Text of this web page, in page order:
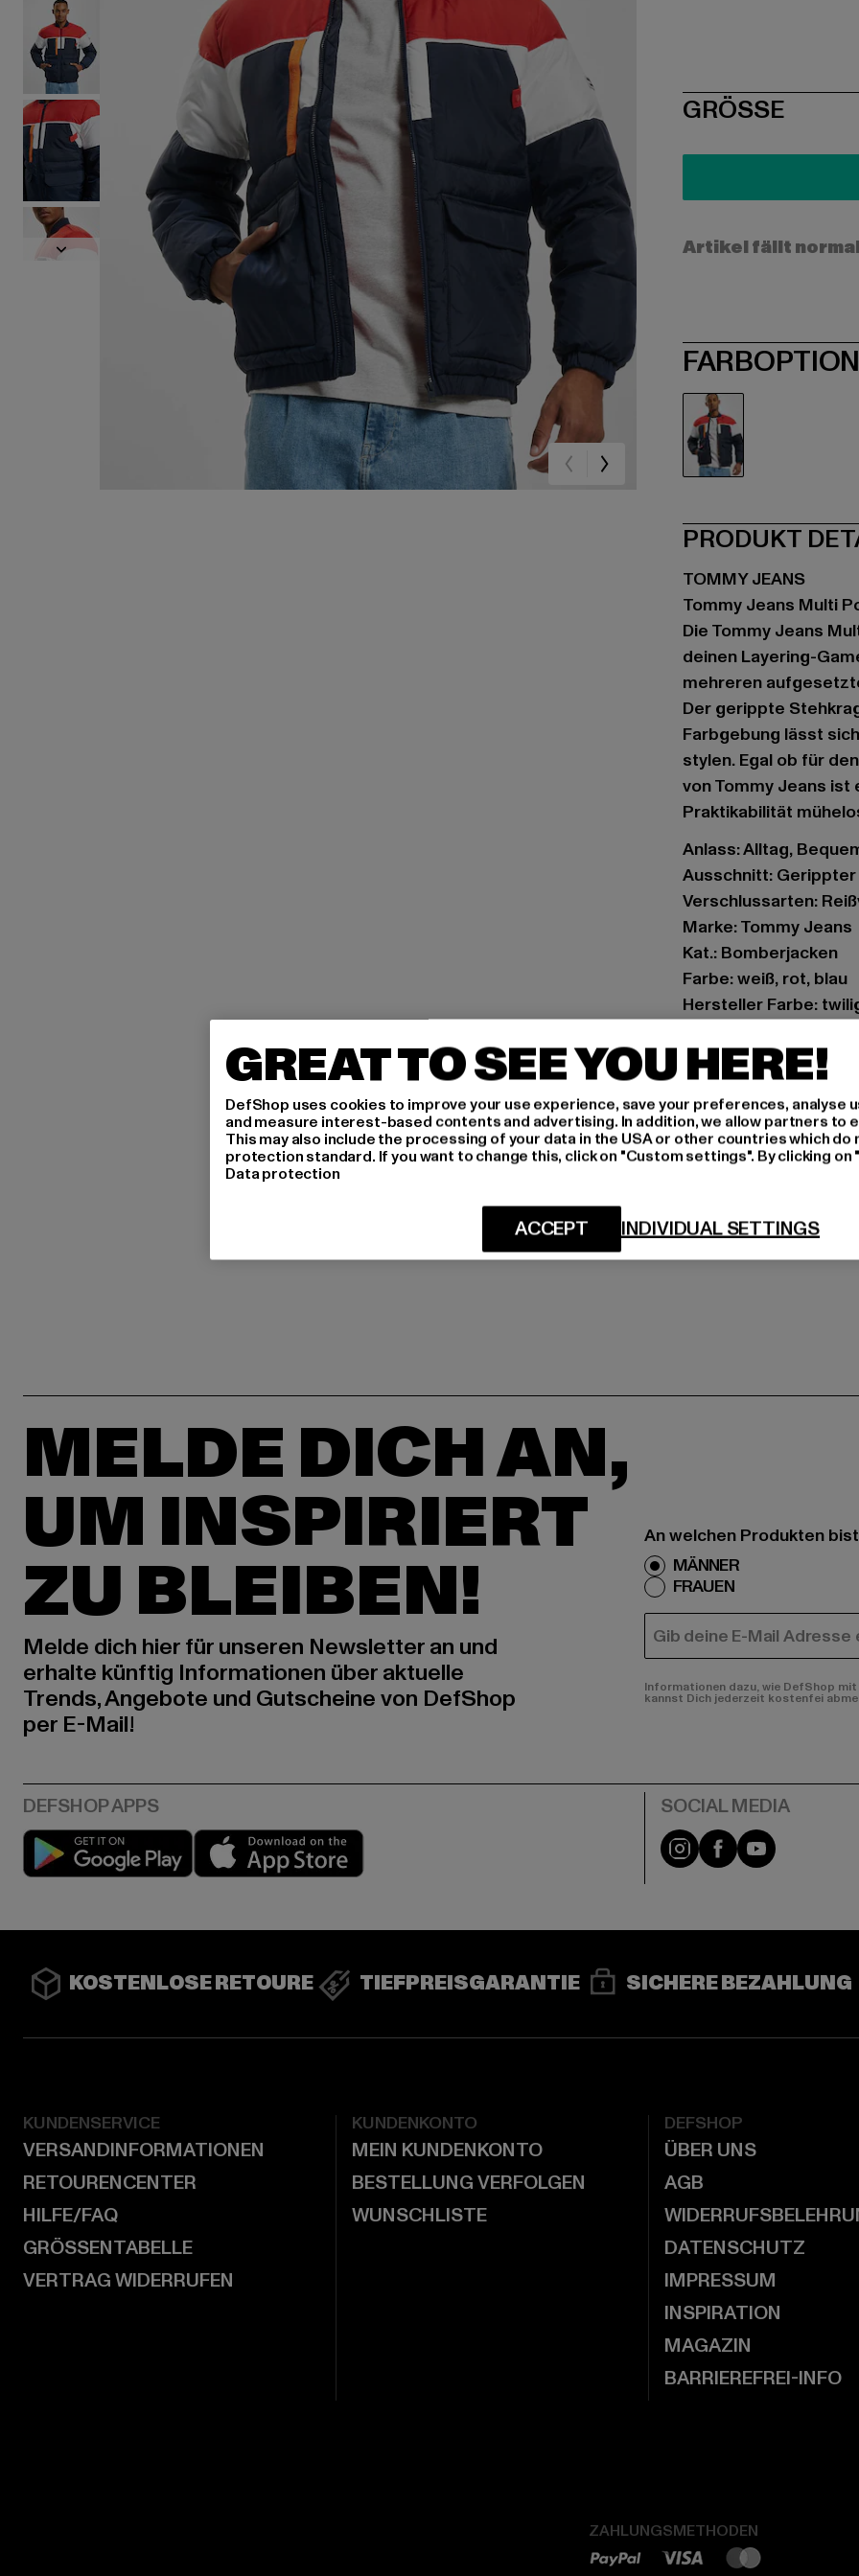
SIZE
GRÖSSE
Artikel fällt
PRODUKT
TOMMY JEANS
Tommy Jeans Multi
Die Tommy Jeans
deinen Layering-
mehreren
Der gerippte
Farbgebung lässt
stylen. Egal ob für
von Tommy Jeans
Praktikabilität
Anlass: Alltag,
Ausschnitt:
Verschlussarten:
Marke: Tommy Jeans
Kat.: Bomberjacken
Farbe: weiß, rot, blau
Hersteller Farbe:
Art.Nr:
Hersteller: PVH
Speditionstraße 7 |
LIEFERUNG &
MELDE DICH AN,
UM INSPIRIERT
ZU BLEIBEN!
Melde dich hier für unseren Newsletter an und
erhalte künftig Informationen über aktuelle
Trends, Angebote und Gutscheine von DefShop
per E-Mail!
An welchen Produkten
MÄNNER
FRAUEN
E-MAIL
Informationen dazu, wie DefShop
kannst Dich jederzeit kostenfei
Play market Instagram
FacebookYouTube
KOSTENLOSE RETOURE TIEFPREISGARANTIE SICHERE BEZAHLUNG
KUNDENSERVICE
VERSANDINFORMATIONEN
RETOURENCENTER
HILFE/FAQ
GRÖSSENTABELLE
VERTRAG WIDERRUFEN
KUNDENKONTO
MEIN KUNDENKONTO
BESTELLUNG VERFOLGEN
WUNSCHLISTE
DEFSHOP
ÜBER UNS
AGB
DATENSCHUTZ
IMPRESSUM
INSPIRATION
MAGAZIN
BARRIEREFREI-INFO
ZAHLUNGSMETHODEN
GREAT TO SEE YOU HERE!
DefShop uses cookies to improve your use experience, save your preferences, analyse
and measure interest-based contents and advertising. In addition, we allow partners to
This may also include the processing of your data in the USA or other countries which do
protection standard. If you want to change this, click on "Custom settings". By clicking
Data protection
INDIVIDUAL SETTINGS
ACCEPT